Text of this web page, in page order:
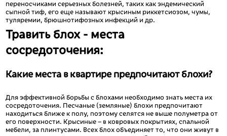
переносчиками серьезных болезней, таких как эндемический
сыпной тиф, его еще называют крысиным риккетсиозом, чумы,
туляремии, брюшнотифозных инфекций и др.
Травить блох - места
сосредоточения:
Какие места в квартире предпочитают блохи?
Для эффективной борьбы с блохами необходимо знать места их
сосредоточения. Песчаные (земляные) блохи предпочитают
находиться ближе к полу, поэтому селятся не выше полуметра от
его поверхности. Крысиные – в ковровых покрытиях, спальной
мебели, за плинтусами. Всех блох объединяет то, что они живут в